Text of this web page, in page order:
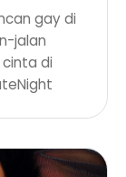
gay di
jalan
di